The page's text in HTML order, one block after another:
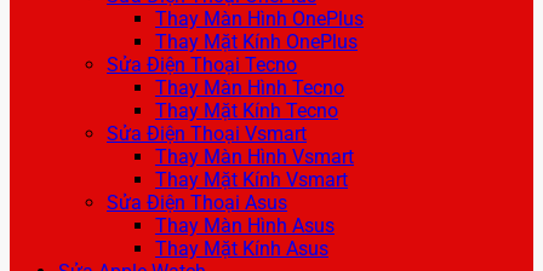
Thay Màn Hình OnePlus
Thay Mặt Kính OnePlus
Sửa Điện Thoại Tecno
Thay Màn Hình Tecno
Thay Mặt Kính Tecno
Sửa Điện Thoại Vsmart
Thay Màn Hình Vsmart
Thay Mặt Kính Vsmart
Sửa Điện Thoại Asus
Thay Màn Hình Asus
Thay Mặt Kính Asus